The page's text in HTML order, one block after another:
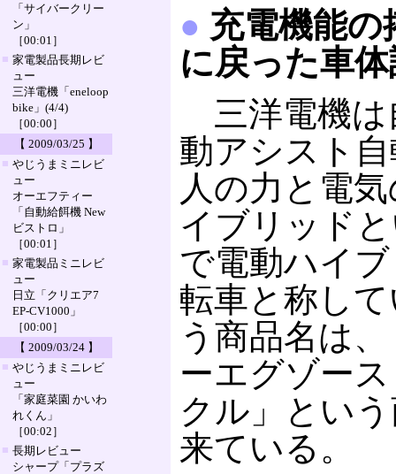
「サイバークリー
ン」
［00:01］
■ 家電製品長期レビ
ュー
三洋電機「eneloop
bike」(4/4)
［00:00］
【 2009/03/25 】
■ やじうまミニレビ
ュー
オーエフティー
「自動給餌機 New
ビストロ」
［00:01］
■ 家電製品ミニレビ
ュー
日立「クリエア7
EP-CV1000」
［00:00］
【 2009/03/24 】
■ やじうまミニレビ
ュー
「家庭菜園 かいわ
れくん」
［00:02］
■ 長期レビュー
シャープ「プラズ
● 充電機能の
に戻った車
三洋電機は
動アシスト
人の力と電
イブリッド
で電動ハイ
転車と称し
う商品名は
ーエグゾー
クル」とい
来ている。